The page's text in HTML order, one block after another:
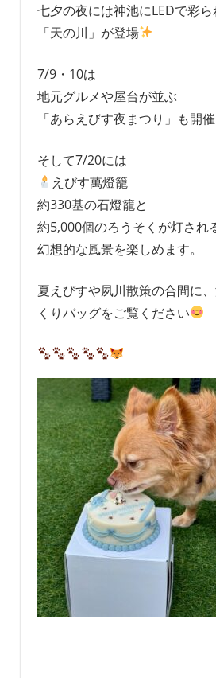
七夕の夜には神池にLEDで彩ら
「天の川」が登場
7/9・10は
地元グルメや屋台が並ぶ
「あらえびす夜まつり」も開催
そして7/20には
えびす萬燈籠
約330基の石燈籠と
約5,000個のろうそくが灯され
幻想的な風景を楽しめます。
夏えびすや夙川散策の合間に
くりバッグをご覧ください